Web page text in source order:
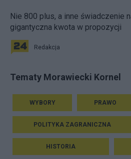
Nie 800 plus, a inne świadczenie
gigantyczna kwota w propozycji
Redakcja
Tematy Morawiecki Kornel
WYBORY PRAWO
POLITYKA ZAGRANICZNA
HISTORIA